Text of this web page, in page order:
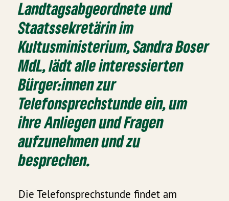
Landtagsabgeordnete und
Staatssekretärin im
Kultusministerium, Sandra Boser
MdL, lädt alle interessierten
Bürger:innen zur
Telefonsprechstunde ein, um
ihre Anliegen und Fragen
aufzunehmen und zu
besprechen.
Die Telefonsprechstunde findet am